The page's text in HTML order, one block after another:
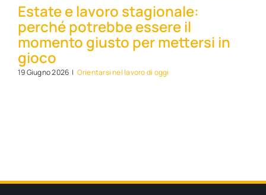
Estate e lavoro stagionale:
perché potrebbe essere il
momento giusto per mettersi in
gioco
19 Giugno 2026 | Orientarsi nel lavoro di oggi